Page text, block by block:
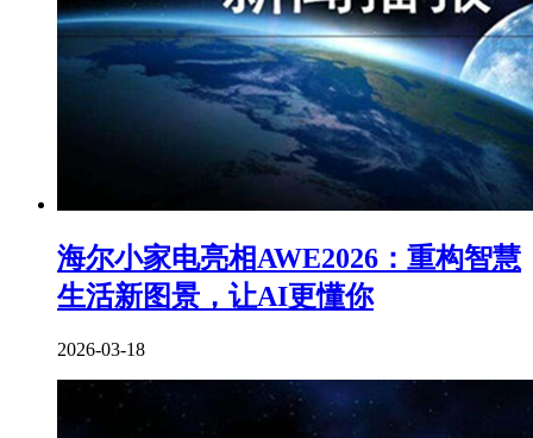
海尔小家电亮相AWE2026：重构智慧
生活新图景，让AI更懂你
2026-03-18